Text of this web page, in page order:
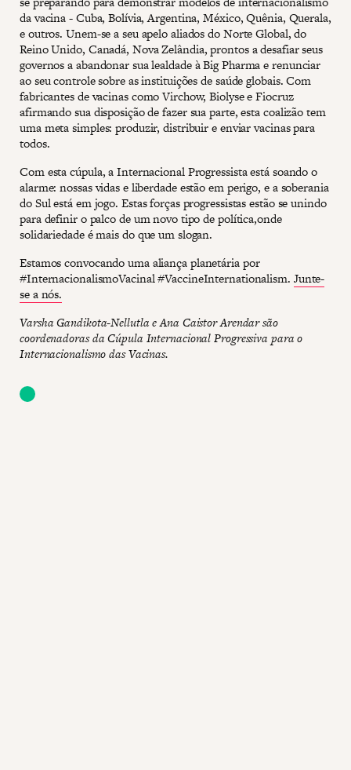
da vacina - Cuba, Bolívia, Argentina, México, Quênia, Querala,
e outros. Unem-se a seu apelo aliados do Norte Global, do
Reino Unido, Canadá, Nova Zelândia, prontos a desafiar seus
governos a abandonar sua lealdade à Big Pharma e renunciar
ao seu controle sobre as instituições de saúde globais. Com
fabricantes de vacinas como Virchow, Biolyse e Fiocruz
afirmando sua disposição de fazer sua parte, esta coalizão tem
uma meta simples: produzir, distribuir e enviar vacinas para
todos.
Com esta cúpula, a Internacional Progressista está soando o
alarme: nossas vidas e liberdade estão em perigo, e a soberania
do Sul está em jogo. Estas forças progressistas estão se unindo
para definir o palco de um novo tipo de política,onde
solidariedade é mais do que um slogan.
Estamos convocando uma aliança planetária por
#InternacionalismoVacinal #VaccineInternationalism. Junte-
se a nós.
Varsha Gandikota-Nellutla e Ana Caistor Arendar são
coordenadoras da Cúpula Internacional Progressiva para o
Internacionalismo das Vacinas.